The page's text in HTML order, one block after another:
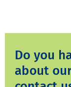
Do you
about